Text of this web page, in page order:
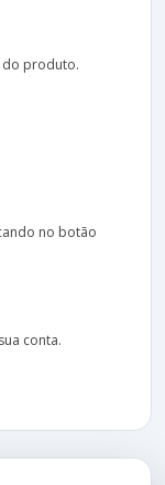
produto.
no botão
conta.